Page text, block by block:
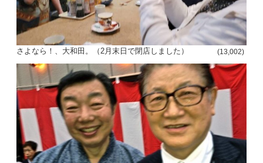
さよなら！、大和田。（2月末日で閉店しました） (13,002)